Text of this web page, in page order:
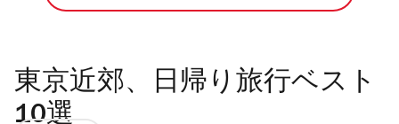
東京近郊、日帰り旅行ベスト
10選